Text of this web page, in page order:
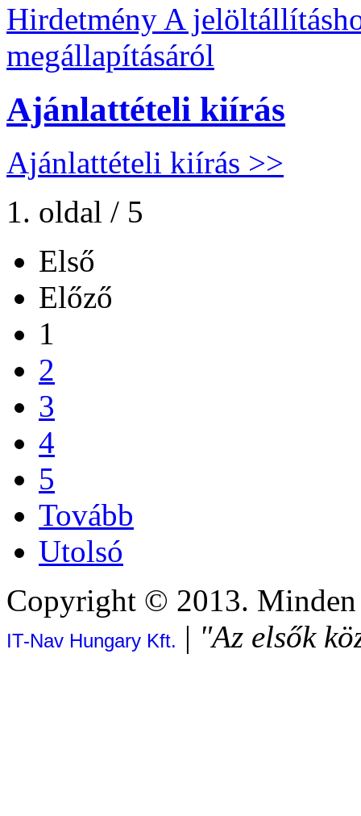
Hirdetmény A
megállapításáról
Ajánlattételi kiírás
Ajánlattételi kiírás >>
1. oldal / 5
Első
Előző
1
2
3
4
5
Tovább
Utolsó
Copyright © 2013.
IT-Nav Hungary Kft. | "Az elsők